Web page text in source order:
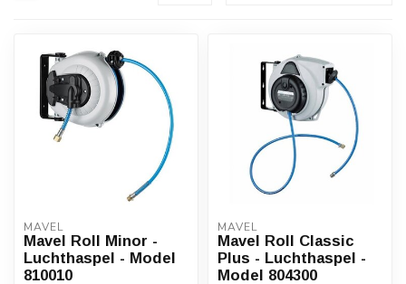
MAVEL
Mavel Roll Minor -
Luchthaspel - Model
810010
MAVEL
Mavel Roll Classic
Plus - Luchthaspel -
Model 804300